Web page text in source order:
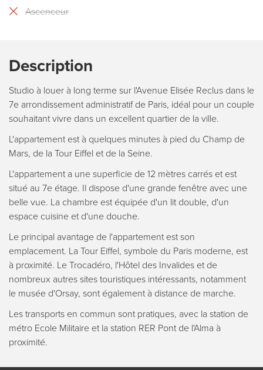
Ascenceur
Description
Studio à louer à long terme sur l'Avenue Elisée Reclus dans le
7e arrondissement administratif de Paris, idéal pour un couple
souhaitant vivre dans un excellent quartier de la ville.
L'appartement est à quelques minutes à pied du Champ de
Mars, de la Tour Eiffel et de la Seine.
L'appartement a une superficie de 12 mètres carrés et est
situé au 7e étage. Il dispose d'une grande fenêtre avec une
belle vue. La chambre est équipée d'un lit double, d'un
espace cuisine et d'une douche.
Le principal avantage de l'appartement est son
emplacement. La Tour Eiffel, symbole du Paris moderne, est
à proximité. Le Trocadéro, l'Hôtel des Invalides et de
nombreux autres sites touristiques intéressants, notamment
le musée d'Orsay, sont également à distance de marche.
Les transports en commun sont pratiques, avec la station de
métro Ecole Militaire et la station RER Pont de l'Alma à
proximité.